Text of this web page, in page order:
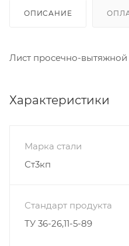
ОПИСАНИЕ
Лист просечно-вытяжной
Характеристики
Марка стали
Ст3кп
Стандарт продукта
ТУ 36-26,11-5-89